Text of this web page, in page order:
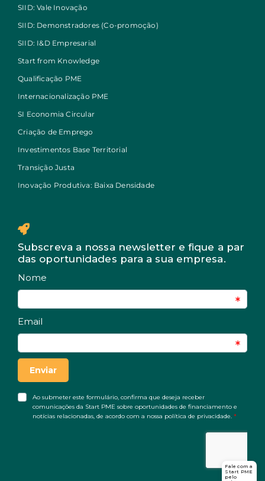
SIID: Vale Inovação
SIID: Demonstradores (Co-promoção)
SIID: I&D Empresarial
Start from Knowledge
Qualificação PME
Internacionalização PME
SI Economia Circular
Criação de Emprego
Investimentos Base Territorial
Transição Justa
Inovação Produtiva: Baixa Densidade
Subscreva a nossa newsletter e fique a par
das oportunidades para a sua empresa.
Fale com a
Start PME
pelo